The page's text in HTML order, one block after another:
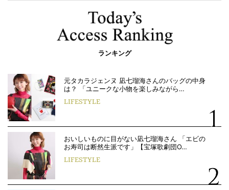
ランキング
元タカラジェンヌ 凪七瑠海さんのバッグの中身
は？ 「ユニークな小物を楽しみながら…
LIFESTYLE
おいしいものに目がない凪七瑠海さん 「エビの
お寿司は断然生派です」【宝塚歌劇団O…
LIFESTYLE